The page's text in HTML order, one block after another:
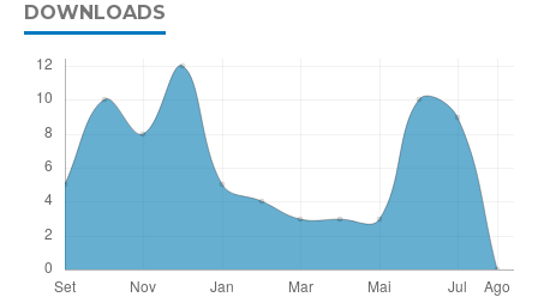
DOWNLOADS